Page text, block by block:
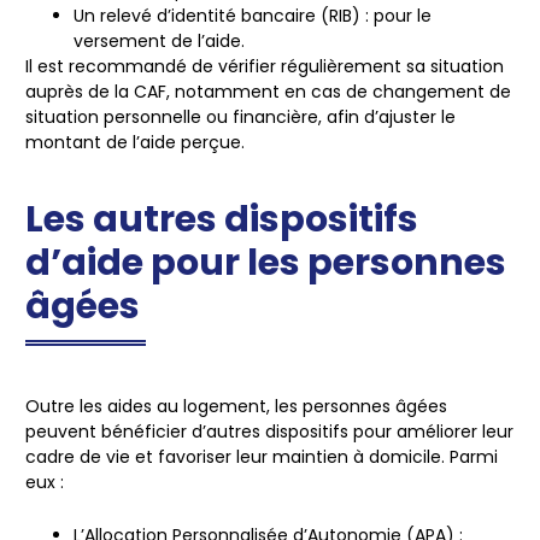
Un relevé d’identité bancaire (RIB) : pour le
versement de l’aide.
Il est recommandé de vérifier régulièrement sa situation
auprès de la CAF, notamment en cas de changement de
situation personnelle ou financière, afin d’ajuster le
montant de l’aide perçue.
Les autres dispositifs
d’aide pour les personnes
âgées
Outre les aides au logement, les personnes âgées
peuvent bénéficier d’autres dispositifs pour améliorer leur
cadre de vie et favoriser leur maintien à domicile. Parmi
eux :
L’Allocation Personnalisée d’Autonomie (APA) :